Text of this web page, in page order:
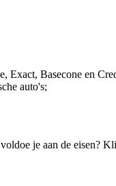
Exact, Basecone en
auto's;
je aan de eisen?